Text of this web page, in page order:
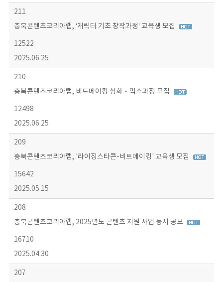
211
충북콘텐츠코리아랩, ‘캐릭터 기초 창작과정’ 교육생 모집
12522
2025.06.25
210
충북콘텐츠코리아랩, 비트메이킹 심화‧믹스과정 모집
12498
2025.06.25
209
충북콘텐츠코리아랩, '라이징스타콘-비트메이킹' 교육생 모집
15642
2025.05.15
208
충북콘텐츠코리아랩, 2025년도 콘텐츠 지원 사업 동시 공모
16710
2025.04.30
207